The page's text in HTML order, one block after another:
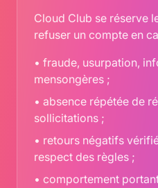
Cloud Club se réserve
refuser un compte en
• fraude, usurpation,
mensongères ;
• absence répétée de
sollicitations ;
• retours négatifs
respect des règles ;
• comportement